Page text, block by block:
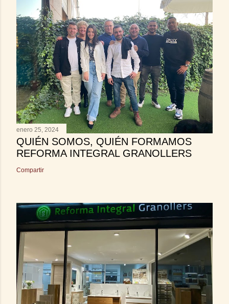
enero 25, 2024
QUIÉN SOMOS, QUIÉN FORMAMOS
REFORMA INTEGRAL GRANOLLERS
Compartir